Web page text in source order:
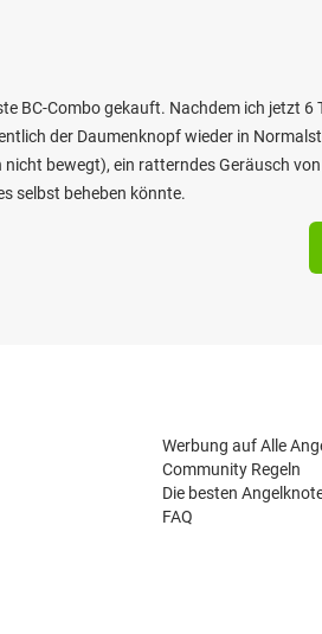
BC-Combo gekauft. Nachdem ich jetzt
der Daumenknopf wieder in
bewegt), ein ratterndes Geräusch
selbst beheben könnte.
Werbung auf Alle
Community Regeln
Die besten
FAQ